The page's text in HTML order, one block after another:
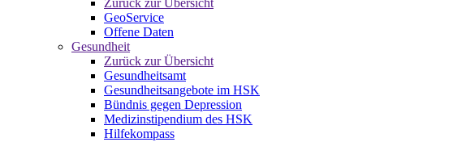
GeoService
Offene Daten
Gesundheit
Zurück zur Übersicht
Gesundheitsamt
Gesundheitsangebote im HSK
Bündnis gegen Depression
Medizinstipendium des HSK
Hilfekompass